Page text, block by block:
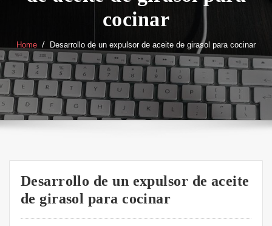
cocinar
Home Desarrollo de un expulsor de aceite de girasol para cocinar
Desarrollo de un expulsor de aceite
de girasol para cocinar